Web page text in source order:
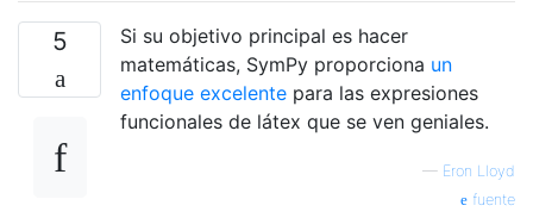
5
Si su objetivo principal es hacer
matemáticas, SymPy proporciona un
enfoque excelente para las expresiones
funcionales de látex que se ven geniales.
— Eron Lloyd
fuente